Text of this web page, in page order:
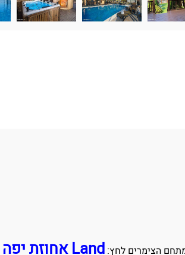
הצימרים לחץ:Land אחוזת יפה נוף